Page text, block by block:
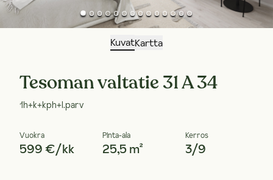
KuvatKartta
Tesoman valtatie 31 A 34
1h+k+kph+l.parv
Vuokra
599 €/kk
Pinta-ala
25,5 m²
Kerros
3/9